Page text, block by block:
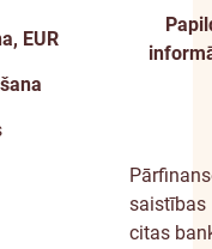
EUR
saistības
citas